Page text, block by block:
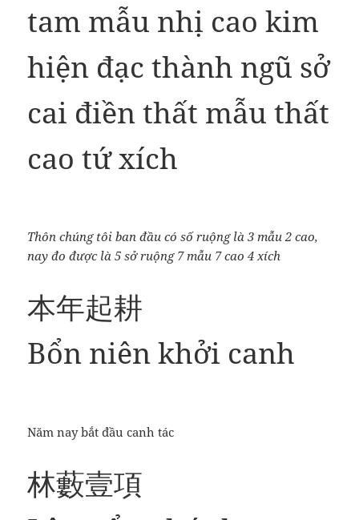
tam mẫu nhị cao kim
hiện đạc thành ngũ sở
cai điền thất mẫu thất
cao tứ xích
Thôn chúng tôi ban đầu có số ruộng là 3 mẫu 2 cao,
nay đo được là 5 sở ruộng 7 mẫu 7 cao 4 xích
本年起耕
Bổn niên khởi canh
Năm nay bắt đầu canh tác
林藪壹項